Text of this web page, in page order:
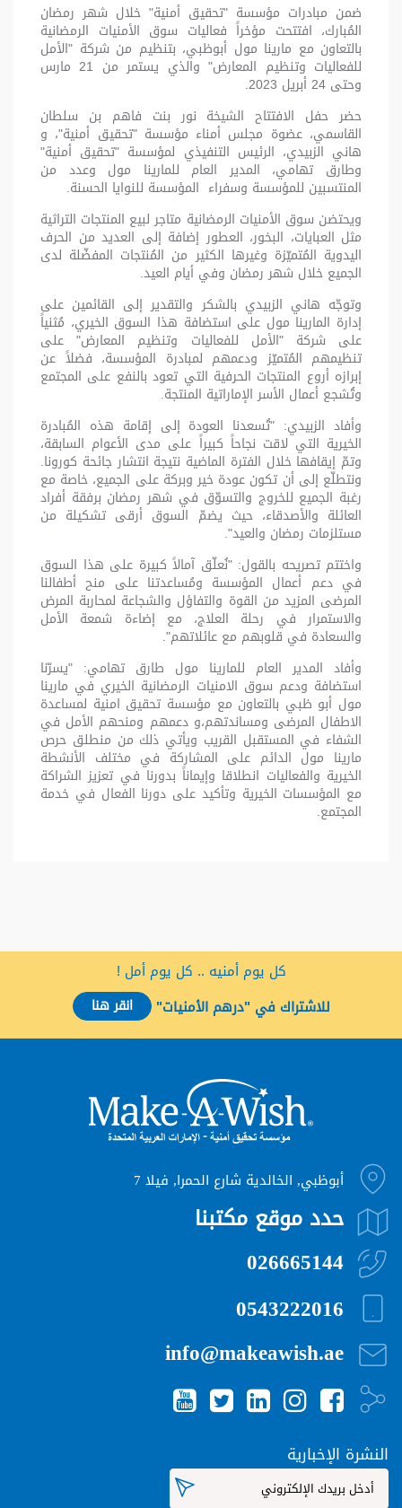
ضمن مبادرات مؤسسة "تحقيق أمنية" خلال شهر رمضان
المُبارك، افتتحت مؤخراً فعاليات سوق الأمنيات الرمضانية
بالتعاون مع مارينا مول أبوظبي، بتنظيم من شركة "الأمل
للفعاليات وتنظيم المعارض" والذي يستمر من 21 مارس
وحتى 24 أبريل 2023.
حضر حفل الافتتاح الشيخة نور بنت فاهم بن سلطان
القاسمي، عضوة مجلس أمناء مؤسسة "تحقيق أمنية"، و
هاني الزبيدي، الرئيس التنفيذي لمؤسسة "تحقيق أمنية"
وطارق تهامي، المدير العام للمارينا مول وعدد من
المنتسبين للمؤسسة وسفراء المؤسسة للنوايا الحسنة.
ويحتضن سوق الأمنيات الرمضانية متاجر لبيع المنتجات التراثية
مثل العبايات، البخور، العطور إضافة إلى العديد من الحرف
اليدوية المُتميّزة وغيرها الكثير من المُنتجات المفضّلة لدى
الجميع خلال شهر رمضان وفي أيام العيد.
وتوجّه هاني الزبيدي بالشكر والتقدير إلى القائمين على
إدارة المارينا مول على استضافة هذا السوق الخيري، مُثنياً
على شركة "الأمل للفعاليات وتنظيم المعارض" على
تنظيمهم المُتميّز ودعمهم لمبادرة المؤسسة، فضلاً عن
إبرازه أروع المنتجات الحرفية التي تعود بالنفع على المجتمع
وتُشجع أعمال الأسر الإماراتية المنتجة.
وأفاد الزبيدي: "تُسعدنا العودة إلى إقامة هذه المُبادرة
الخيرية التي لاقت نجاحاً كبيراً على مدى الأعوام السابقة،
وتمّ إيقافها خلال الفترة الماضية نتيجة انتشار جائحة كورونا.
ونتطلّع إلى أن تكون عودة خير وبركة على الجميع، خاصة مع
رغبة الجميع للخروج والتسوّق في شهر رمضان برفقة أفراد
العائلة والأصدقاء، حيث يضمّ السوق أرقى تشكيلة من
مستلزمات رمضان والعيد".
واختتم تصريحه بالقول: "نُعلّق آمالاً كبيرة على هذا السوق
في دعم أعمال المؤسسة ومُساعدتنا على منح أطفالنا
المرضى المزيد من القوة والتفاؤل والشجاعة لمحاربة المرض
والاستمرار في رحلة العلاج، مع إضاءة شمعة الأمل
والسعادة في قلوبهم مع عائلاتهم".
وأفاد المدير العام للمارينا مول طارق تهامي: "يسرّنا
استضافة ودعم سوق الامنيات الرمضانية الخيري في مارينا
مول أبو ظبي بالتعاون مع مؤسسة تحقيق امنية لمساعدة
الاطفال المرضى ومساندتهم،و دعمهم ومنحهم الأمل في
الشفاء في المستقبل القريب ويأتي ذلك من منطلق حرص
مارينا مول الدائم على المشاركة في مختلف الأنشطة
الخيرية والفعاليات انطلاقا وإيماناً بدورنا في تعزيز الشراكة
مع المؤسسات الخيرية وتأكيد على دورنا الفعال في خدمة
المجتمع.
كل يوم أمنيه .. كل يوم أمل !
للاشتراك في "درهم الأمنيات"
انقر هنا
أبوظبي, الخالدية شارع الحمرا, فيلا 7
حدد موقع مكتبنا
026665144
0543222016
info@makeawish.ae
النشرة الإخبارية